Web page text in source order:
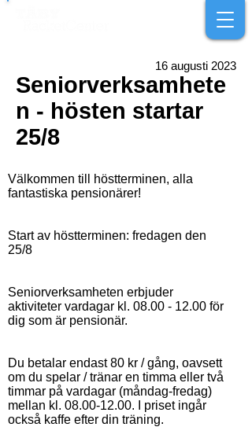
16 augusti 2023
Seniorverksamhete
n - hösten startar
25/8
Välkommen till höstterminen, alla
fantastiska pensionärer!
Start av höstterminen: fredagen den
25/8
Seniorverksamheten erbjuder
aktiviteter vardagar kl. 08.00 - 12.00 för
dig som är pensionär.
Du betalar endast 80 kr / gång, oavsett
om du spelar / tränar en timma eller två
timmar på vardagar (måndag-fredag)
mellan kl. 08.00-12.00. I priset ingår
också kaffe efter din träning.